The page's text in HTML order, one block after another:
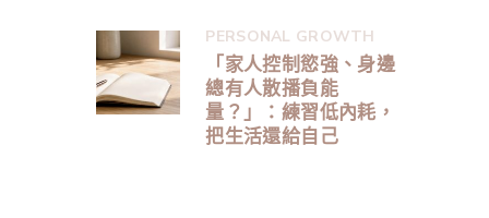
PERSONAL GROWTH
「家人控制慾強、身邊
總有人散播負能
量？」：練習低內耗，
把生活還給自己